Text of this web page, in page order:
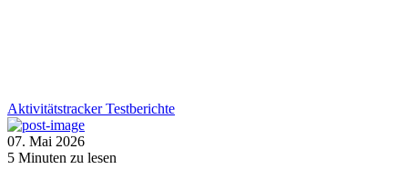
AktivitätstrackerTestberichte
07. Mai 2026
5 Minuten zu lesen